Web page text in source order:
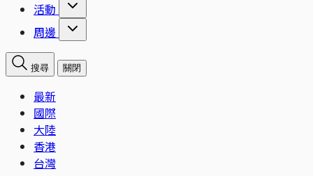
活動
周邊
搜尋 關閉
最新
國際
大陸
香港
台灣